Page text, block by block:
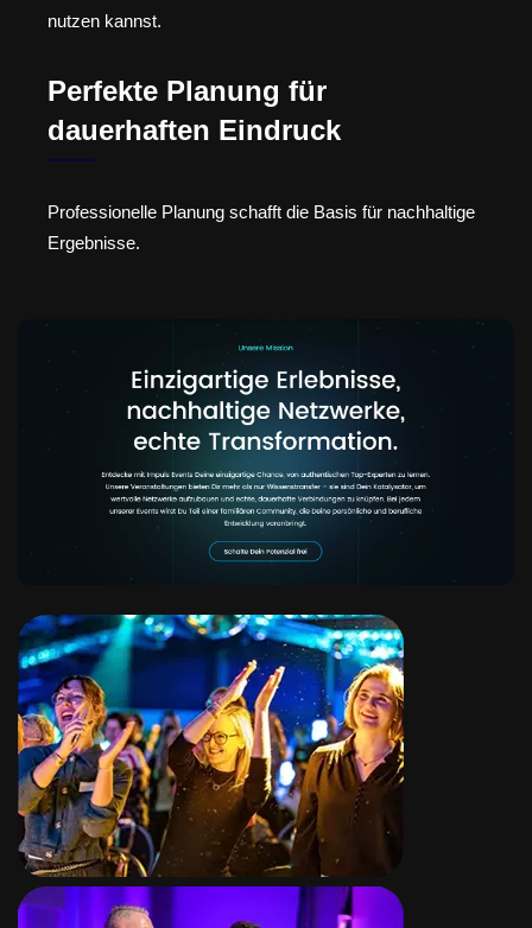
nutzen kannst.
Perfekte Planung für
dauerhaften Eindruck
Professionelle Planung schafft die Basis für nachhaltige
Ergebnisse.